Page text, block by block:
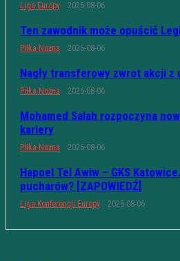
Liga Europy 2026-08-06
Ten zawodnik może opuścić
Piłka Nożna 2026-08-06
Nagły transferowy zwrot akcji z
Piłka Nożna 2026-08-06
Mohamed Salah rozpoczyna
kariery
Piłka Nożna 2026-08-06
Hapoel Tel Awiw – GKS
pucharów? [ZAPOWIEDŹ]
Liga Konferencji Europy 2026-08-06